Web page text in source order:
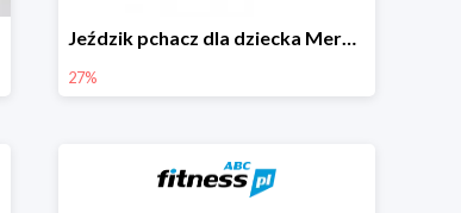
Jeździk pchacz dla dziecka Mercedes Antos Truck -27%
27%